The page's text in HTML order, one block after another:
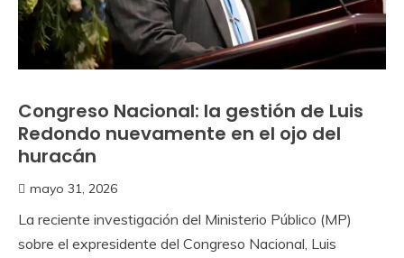
Congreso Nacional: la gestión de Luis
Redondo nuevamente en el ojo del
huracán
mayo 31, 2026
La reciente investigación del Ministerio Público (MP)
sobre el expresidente del Congreso Nacional, Luis